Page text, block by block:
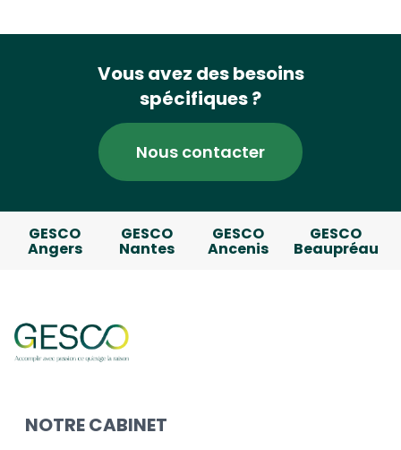
Vous avez des besoins
spécifiques ?
Nous contacter
GESCO
Angers
GESCO
Nantes
GESCO
Ancenis
GESCO
Beaupréau
NOTRE CABINET